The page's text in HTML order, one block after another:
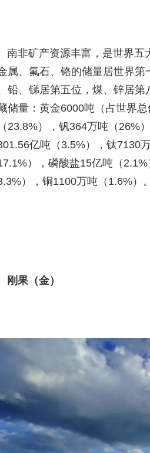
南非矿产资源丰富，是世界五
属、氟石、铬的储量居世界第
铅、锑居第五位，煤、锌居
储量：黄金6000吨（占世界
23.8%），钒364万吨（26%
亿吨（3.5%），钛7130
17.1%），磷酸盐15亿吨（
），铜1100万吨（1.6%）。
刚果（金）